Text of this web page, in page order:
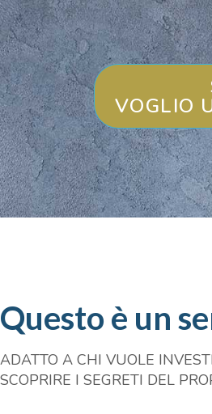
VOGLIO
Questo è un
ADATTO A CHI VUOLE
SCOPRIRE I SEGRETI DEL